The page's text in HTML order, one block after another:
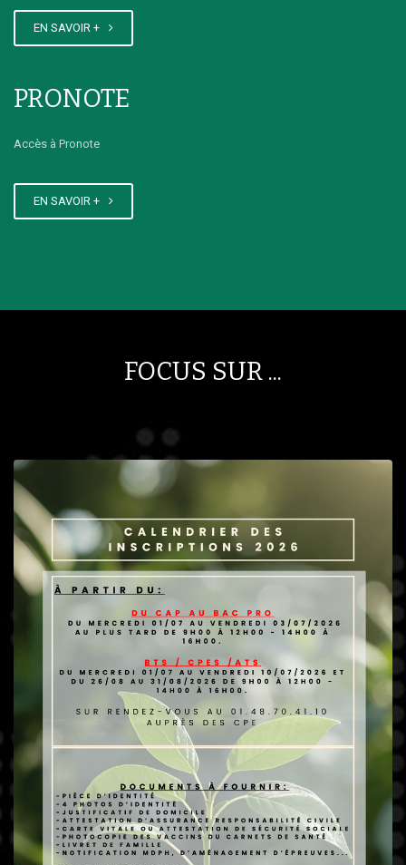
EN SAVOIR +
PRONOTE
Accès à Pronote
EN SAVOIR +
FOCUS SUR ...